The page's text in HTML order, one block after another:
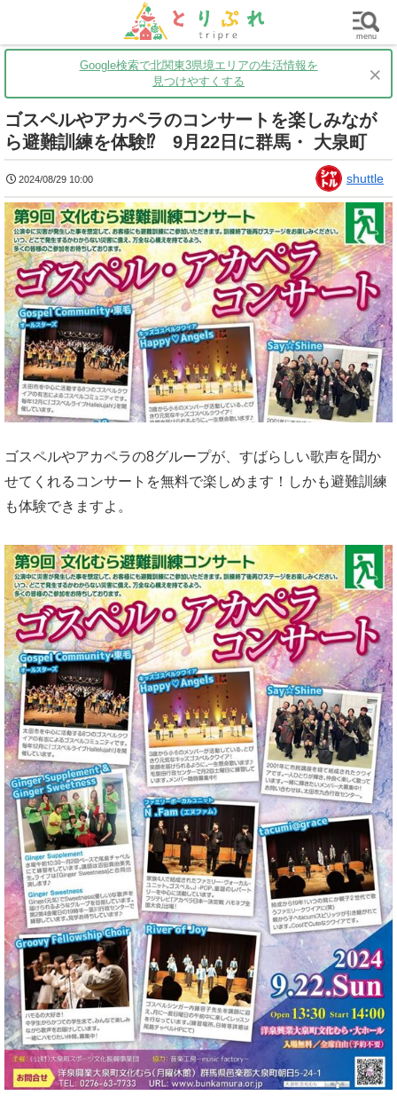
茨城 グルメ 買い物 子育て
Google検索で北関東3県境エリアの生活情報を
見つけやすくする
×
ゴスペルやアカペラのコンサートを楽しみなが
ら避難訓練を体験⁉ 9月22日に群馬・ 大泉町
2024/08/29 10:00 shuttle
ゴスペルやアカペラの8グループが、すばらしい歌声を聞か
せてくれるコンサートを無料で楽しめます！しかも避難訓練
も体験できますよ。
menu